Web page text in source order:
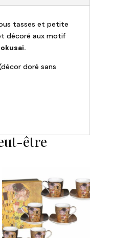
tasses et petite
décoré aux motif
doré sans
être